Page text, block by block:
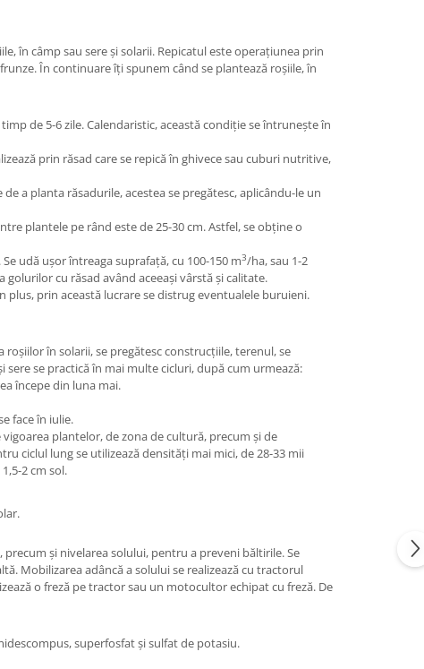
în câmp sau sere și solarii. Repicatul este operațiunea prin
În continuare îți spunem când se plantează roșiile, în
de 5-6 zile. Calendaristic, această condiție se întrunește în
prin răsad care se repică în ghivece sau cuburi nutritive,
a planta răsadurile, acestea se pregătesc, aplicându-le un
plantele pe rând este de 25-30 cm. Astfel, se obține o
udă ușor întreaga suprafață, cu 100-150 m3/ha, sau 1-2
cu răsad având aceeași vârstă și calitate.
plus, prin această lucrare se distrug eventualele buruieni.
în solarii, se pregătesc construcțiile, terenul, se
se practică în mai multe cicluri, după cum urmează:
începe din luna mai.
face în iulie.
plantelor, de zona de cultură, precum și de
ciclul lung se utilizează densități mai mici, de 28-33 mii
2 cm sol.
și nivelarea solului, pentru a preveni băltirile. Se
Mobilizarea adâncă a solului se realizează cu tractorul
o freză pe tractor sau un motocultor echipat cu freză. De
superfosfat și sulfat de potasiu.